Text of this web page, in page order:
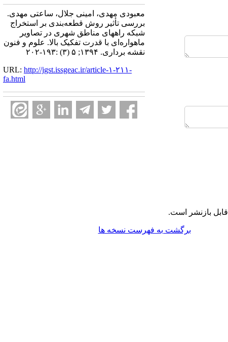
معبودی مهدی، امینی جلال، ساعتی مهدی.
بررسی تأثیر روش قطعه‌بندی بر استخراج
شبکه راههای مناطق شهری در تصاویر
ماهواره‌ای با قدرت تفکیک بالا. علوم و فنون
نقشه برداری. ۱۳۹۴; ۵ (۳) :۱۹۳-۲۰۲
URL: http://jgst.issgeac.ir/article-۱-۲۱۱-
fa.html
قابل بازنشر است.
برگشت به فهرست نسخه ها